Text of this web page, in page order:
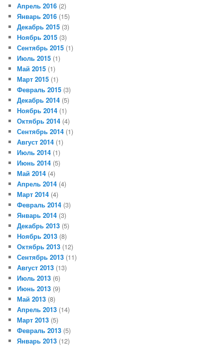
Апрель 2016 (2)
Январь 2016 (15)
Декабрь 2015 (3)
Ноябрь 2015 (3)
Сентябрь 2015 (1)
Июль 2015 (1)
Май 2015 (1)
Март 2015 (1)
Февраль 2015 (3)
Декабрь 2014 (5)
Ноябрь 2014 (1)
Октябрь 2014 (4)
Сентябрь 2014 (1)
Август 2014 (1)
Июль 2014 (1)
Июнь 2014 (5)
Май 2014 (4)
Апрель 2014 (4)
Март 2014 (4)
Февраль 2014 (3)
Январь 2014 (3)
Декабрь 2013 (5)
Ноябрь 2013 (8)
Октябрь 2013 (12)
Сентябрь 2013 (11)
Август 2013 (13)
Июль 2013 (6)
Июнь 2013 (9)
Май 2013 (8)
Апрель 2013 (14)
Март 2013 (5)
Февраль 2013 (5)
Январь 2013 (12)